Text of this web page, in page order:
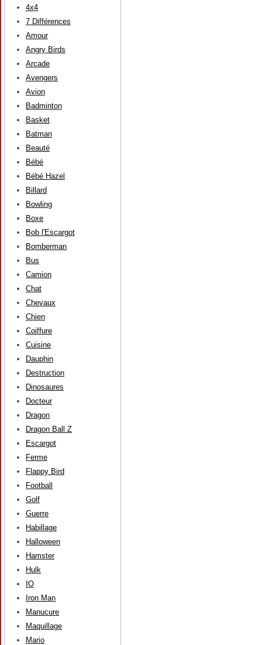
4x4
7 Différences
Amour
Angry Birds
Arcade
Avengers
Avion
Badminton
Basket
Batman
Beauté
Bébé
Bébé Hazel
Billard
Bowling
Boxe
Bob l'Escargot
Bomberman
Bus
Camion
Chat
Chevaux
Chien
Coiffure
Cuisine
Dauphin
Destruction
Dinosaures
Docteur
Dragon
Dragon Ball Z
Escargot
Ferme
Flappy Bird
Football
Golf
Guerre
Habillage
Halloween
Hamster
Hulk
IO
Iron Man
Manucure
Maquillage
Mario